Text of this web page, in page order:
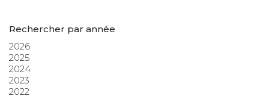
Rechercher par année
2026
2025
2024
2023
2022